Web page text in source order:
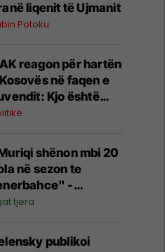
liqenit të Ujmanit
Potoku
reagon për hartën
në faqen e
Kjo është
e vërtetë e këtij
shënon mbi 20
në sezon te
-
ecuria e
tjera
publikoi